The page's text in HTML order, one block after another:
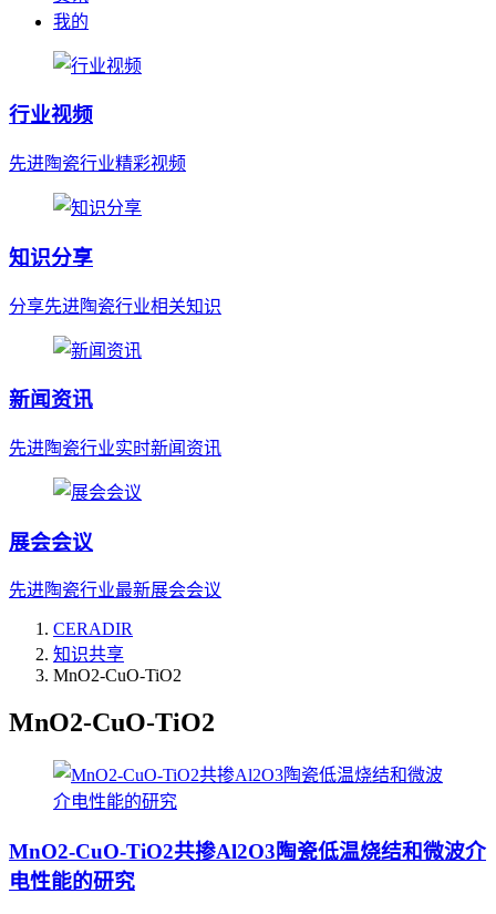
我的
行业视频
先进陶瓷行业精彩视频
知识分享
分享先进陶瓷行业相关知识
新闻资讯
先进陶瓷行业实时新闻资讯
展会会议
先进陶瓷行业最新展会会议
CERADIR
知识共享
MnO2-CuO-TiO2
MnO2-CuO-TiO2
MnO2-CuO-TiO2共掺Al2O3陶瓷低温烧结和微波介
电性能的研究